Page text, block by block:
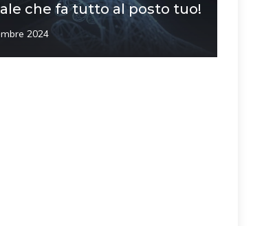
che fa tutto al posto tuo!
2024